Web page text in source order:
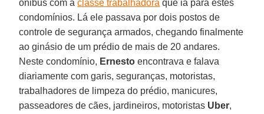
ônibus com aclasse trabalhadora que ia para estes
condomínios. Lá ele passava por dois postos de
controle de segurança armados, chegando finalmente
ao ginásio de um prédio de mais de 20 andares.
Neste condomínio, Ernesto encontrava e falava
diariamente com garis, seguranças, motoristas,
trabalhadores de limpeza do prédio, manicures,
passeadores de cães, jardineiros, motoristas Uber,